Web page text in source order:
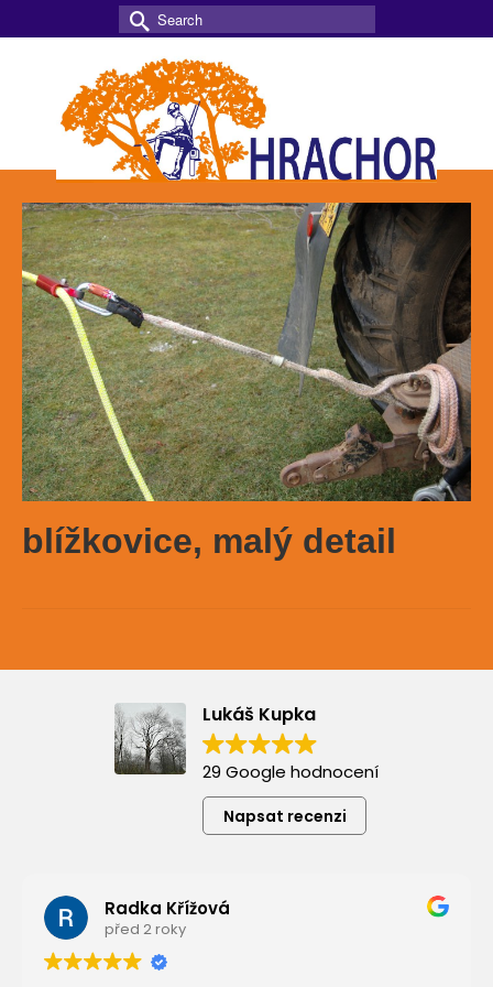
Search
for:
blížkovice, malý detail
Lukáš Kupka
29 Google hodnocení
Napsat recenzi
Radka Křížová
před 2 roky